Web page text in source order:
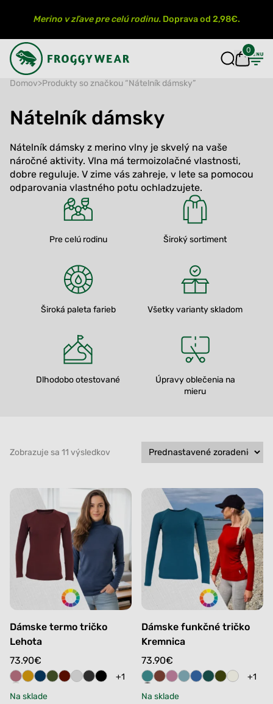
Merino v zľave pre celú rodinu. Doprava od 2,98€.
0
Domov>Produkty so značkou “Nátelník dámsky”
Nátelník dámsky
Nátelník dámsky z merino vlny je skvelý na vaše
náročné aktivity. Vlna má termoizolačné vlastnosti,
dobre reguluje. V zime vás zahreje, v lete sa pomocou
odparovania vlastného potu ochladzujete.
Pre celú rodinu Široký sortiment
Široká paleta farieb Všetky varianty skladom
Dlhodobo otestované
Úpravy oblečenia na
mieru
Zobrazuje sa 11 výsledkov
Dámske termo tričko
Lehota
73.90€
+1
Na sklade
Dámske funkčné tričko
Kremnica
73.90€
+1
Na sklade